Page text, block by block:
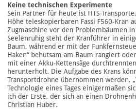
Keine technischen Experimente
Sein Partner für heute ist HTS-
Höhe teleskopierbaren Fassi F560-Kran
Zugmaschine vor den Problembäumen
Seelenruhig steht der Kranführer in
Baum, während er mit der
Haken“ behutsam am Baum rangiert
mit einer Akku-Kettensäge
herunterholt. Die Aufgabe des Krans
Transportdrohne übernommen werden.
Technologie eines Tages einigermaßen
ich der Erste, der sich an einen
Christian Huber.